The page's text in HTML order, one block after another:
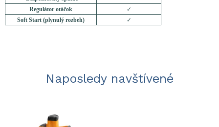
Regulátor otáčok
✓
Soft Start (plynulý rozbeh)
✓
Naposledy navštívené